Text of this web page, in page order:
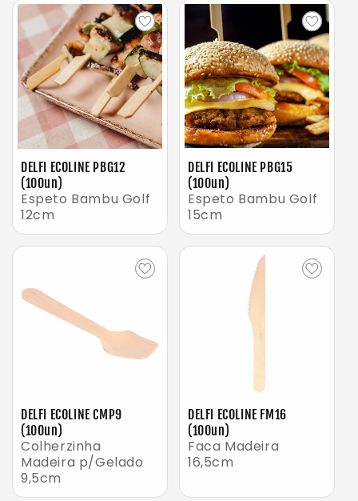
DELFI ECOLINE PBG12
(100un)
Espeto Bambu Golf
12cm
DELFI ECOLINE PBG15
(100un)
Espeto Bambu Golf
15cm
DELFI ECOLINE CMP9
(100un)
Colherzinha
Madeira p/Gelado
9,5cm
DELFI ECOLINE FM16
(100un)
Faca Madeira
16,5cm